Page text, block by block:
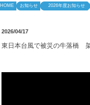
HOME お知らせ 2026年度お知らせ
2026/04/17
東日本台風で被災の牛落橋